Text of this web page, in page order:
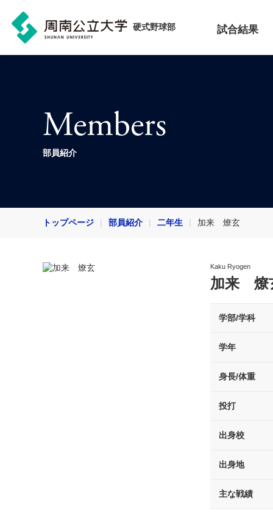
硬式野球部 試合結果
Members
部員紹介
トップページ 部員紹介 二年生 加来 燎玄
Kaku Ryogen
加来 燎
学部/学科
学年
身長/体重
投打
出身校
出身地
主な戦績